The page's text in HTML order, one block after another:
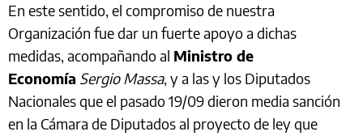
En este sentido, el compromiso de nuestra
Organización fue dar un fuerte apoyo a dichas
medidas, acompañando al Ministro de
Economía Sergio Massa, y a las y los Diputados
Nacionales que el pasado 19/09 dieron media sanción
en la Cámara de Diputados al proyecto de ley que